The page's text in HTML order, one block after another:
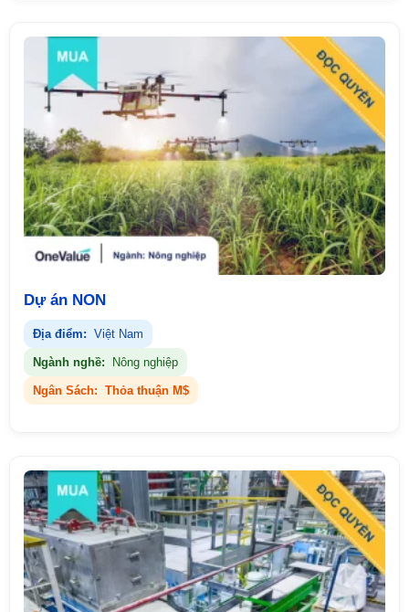
Dự án NON
Địa điểm: Việt Nam
Ngành nghề: Nông nghiệp
Ngân Sách: Thỏa thuận M$